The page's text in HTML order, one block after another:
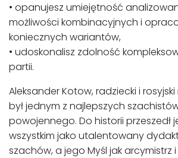
• opanujesz umiejętność
możliwości kombinacyjnych i
koniecznych wariantów,
• udoskonalisz zdolność
partii.
Aleksander Kotow, radziecki i
był jednym z najlepszych
powojennego. Do historii przeszedł
wszystkim jako utalentowany
szachów, a jego Myśl jak arcymistrz i